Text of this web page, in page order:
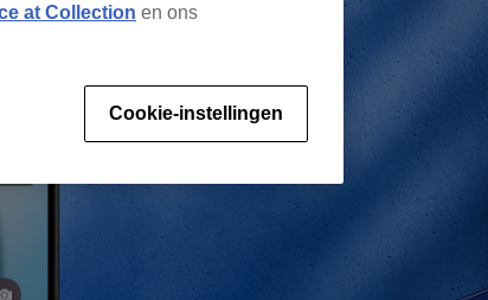
at Collection en ons
Cookie-instellingen